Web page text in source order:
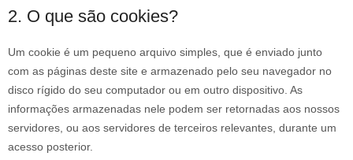
2. O que são cookies?
Um cookie é um pequeno arquivo simples, que é enviado junto
com as páginas deste site e armazenado pelo seu navegador no
disco rígido do seu computador ou em outro dispositivo. As
informações armazenadas nele podem ser retornadas aos nossos
servidores, ou aos servidores de terceiros relevantes, durante um
acesso posterior.